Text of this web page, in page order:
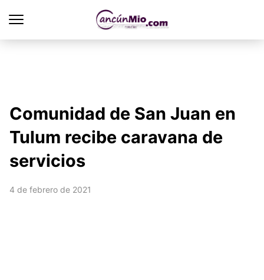
Comunidad de San Juan en
Tulum recibe caravana de
servicios
4 de febrero de 2021